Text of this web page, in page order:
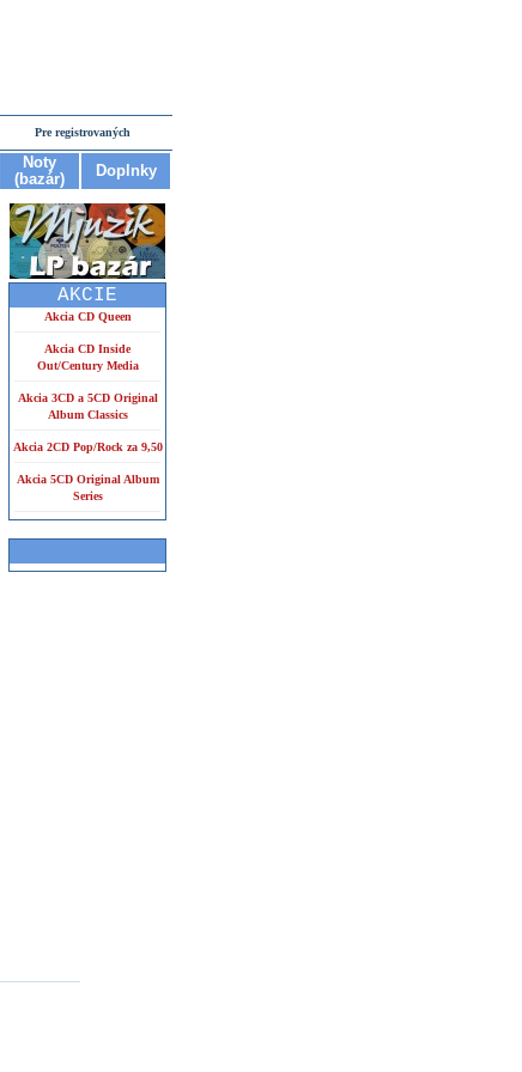
Pre registrovaných
Noty
(bazár)
Doplnky
AKCIE
Akcia CD Queen
Akcia CD Inside
Out/Century Media
Akcia 3CD a 5CD Original
Album Classics
Akcia 2CD Pop/Rock za 9,50
Akcia 5CD Original Album
Series